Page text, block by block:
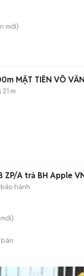
mới)
MẶT TIỀN VÕ
m
ZP/A trả BH Apple
hành
mới)